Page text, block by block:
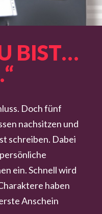
BIST…
Doch fünf
nachsitzen und
schreiben. Dabei
ein. Schnell wird
haben
Anschein